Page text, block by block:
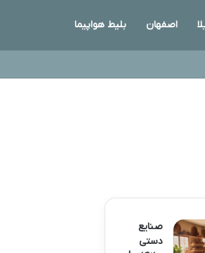
اصفهان بلیط هواپیما
صنایع
دستی